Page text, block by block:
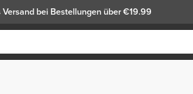
Versandbei Bestellungen über €19.99